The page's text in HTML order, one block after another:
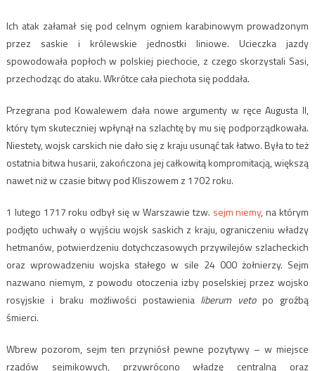
Ich atak załamał się pod celnym ogniem karabinowym prowadzonym
przez saskie i królewskie jednostki liniowe. Ucieczka jazdy
spowodowała popłoch w polskiej piechocie, z czego skorzystali Sasi,
przechodząc do ataku. Wkrótce cała piechota się poddała.
Przegrana pod Kowalewem dała nowe argumenty w ręce Augusta II,
który tym skuteczniej wpłynął na szlachtę by mu się podporządkowała.
Niestety, wojsk carskich nie dało się z kraju usunąć tak łatwo. Była to też
ostatnia bitwa husarii, zakończona jej całkowitą kompromitacją, większą
nawet niż w czasie bitwy pod Kliszowem z 1702 roku.
1 lutego 1717 roku odbył się w Warszawie tzw. sejm niemy, na którym
podjęto uchwały o wyjściu wojsk saskich z kraju, ograniczeniu władzy
hetmanów, potwierdzeniu dotychczasowych przywilejów szlacheckich
oraz wprowadzeniu wojska stałego w sile 24 000 żołnierzy. Sejm
nazwano niemym, z powodu otoczenia izby poselskiej przez wojsko
rosyjskie i braku możliwości postawienia liberum vetopo groźbą
śmierci.
Wbrew pozorom, sejm ten przyniósł pewne pozytywy – w miejsce
rządów sejmikowych, przywrócono władzę centralną oraz